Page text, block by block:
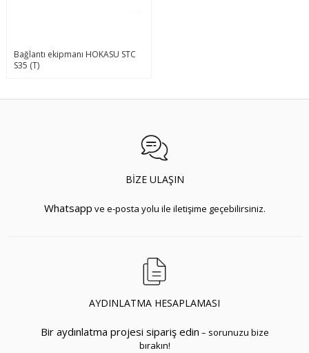
Bağlantı ekipmanı HOKASU STC
S35 (T)
BIZE ULAŞIN
Whatsapp ve e-posta yolu ile iletişime geçebilirsiniz.
AYDINLATMA HESAPLAMASI
Bir aydınlatma projesi sipariş edin – sorunuzu bize
bırakın!